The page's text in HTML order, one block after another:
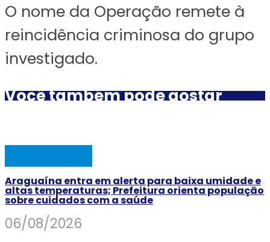
O nome da Operação remete à
reincidência criminosa do grupo
investigado.
Você também pode gostar
Araguaína entra em alerta para baixa umidade e
altas temperaturas; Prefeitura orienta população
sobre cuidados com a saúde
06/08/2026